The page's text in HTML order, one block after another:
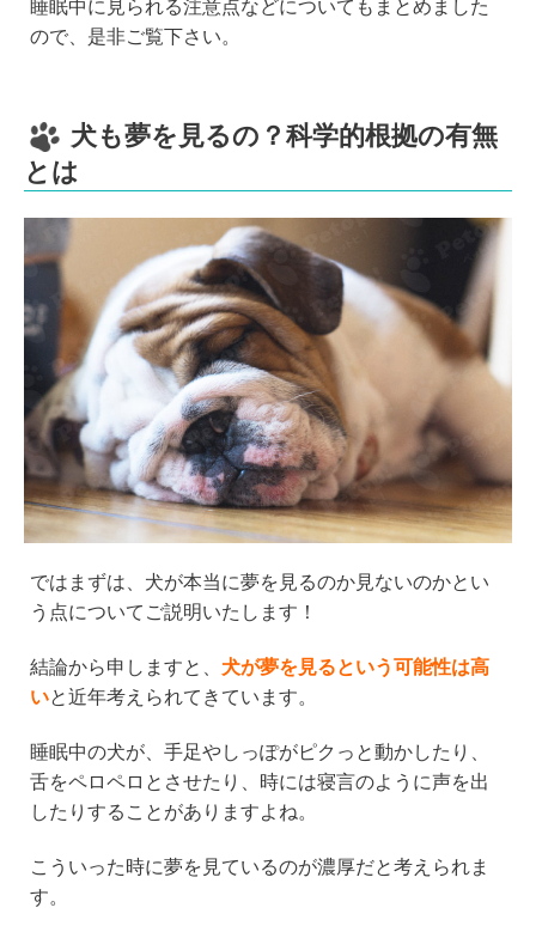
睡眠中に見られる注意点などについてもまとめました
ので、是非ご覧下さい。
犬も夢を見るの？科学的根拠の有無
とは
ではまずは、犬が本当に夢を見るのか見ないのかとい
う点についてご説明いたします！
結論から申しますと、 犬が夢を見るという可能性は高
いと近年考えられてきています。
睡眠中の犬が、手足やしっぽがピクっと動かしたり、
舌をペロペロとさせたり、時には寝言のように声を出
したりすることがありますよね。
こういった時に夢を見ているのが濃厚だと考えられま
す。